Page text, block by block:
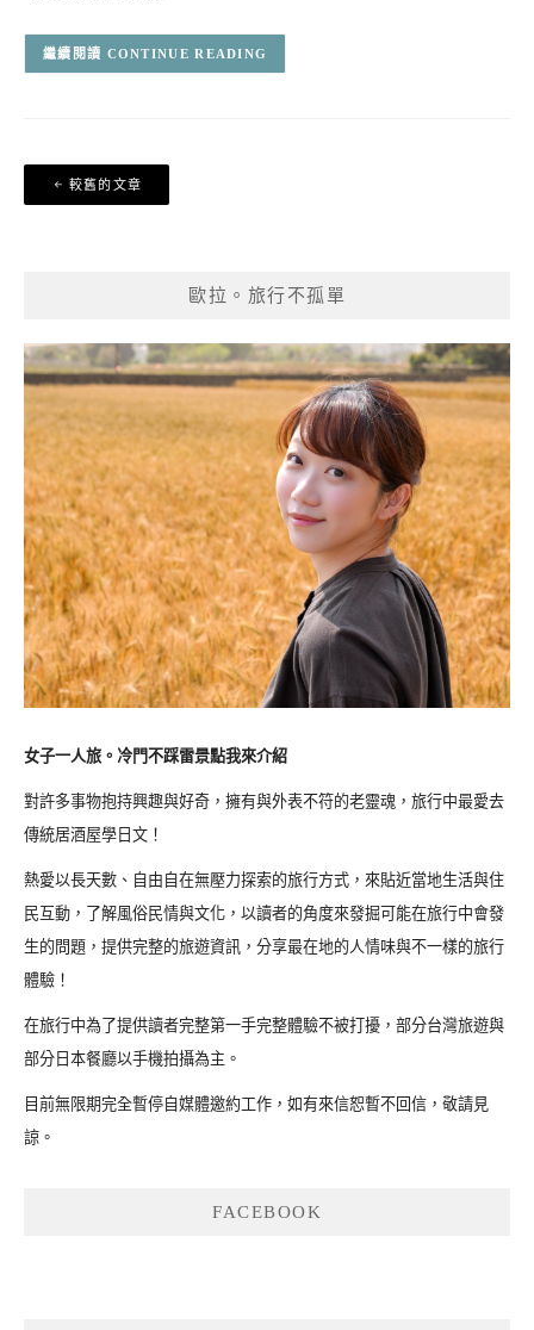
CONTINUE READING
文
章
較舊的文章
歐拉。旅行不孤單
女子一人旅。冷門不踩雷景點我來介紹
對許多事物抱持興趣與好奇，擁有與外表不符的老靈魂，旅行中最愛去
傳統居酒屋學日文！
熱愛以長天數、自由自在無壓力探索的旅行方式，來貼近當地生活與住
民互動，了解風俗民情與文化，以讀者的角度來發掘可能在旅行中會發
生的問題，提供完整的旅遊資訊，分享最在地的人情味與不一樣的旅行
體驗！
在旅行中為了提供讀者完整第一手完整體驗不被打擾，部分台灣旅遊與
部分日本餐廳以手機拍攝為主。
目前無限期完全暫停自媒體邀約工作，如有來信恕暫不回信，敬請見
諒。
FACEBOOK